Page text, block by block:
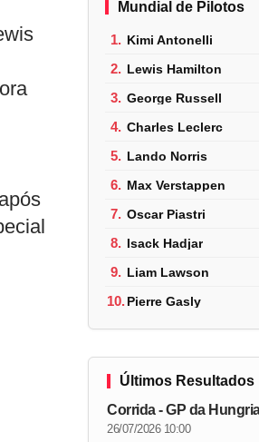
Mundial de Pilotos
1. Kimi Antonelli
2. Lewis Hamilton
3. George Russell
4. Charles Leclerc
5. Lando Norris
6. Max Verstappen
7. Oscar Piastri
8. Isack Hadjar
9. Liam Lawson
10.Pierre Gasly
Últimos Resultados
Corrida - GP da
26/07/2026 10:00